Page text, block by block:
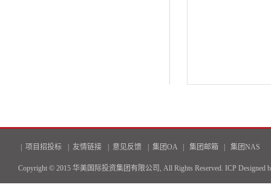
项目招投标 友情链接 意见反馈 集团OA| 集团邮箱 集团NAS
Copyright © 2015 华美国际投资集团有限公司, All Rights Reserved. ICP Designed